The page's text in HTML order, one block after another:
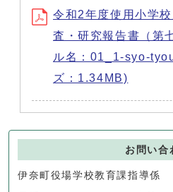
令和2年度使用小学
査・研究報告書（第
ル名：01_1-syo-
ズ：1.34MB)
お問い合
伊奈町役場学校教育課指導係